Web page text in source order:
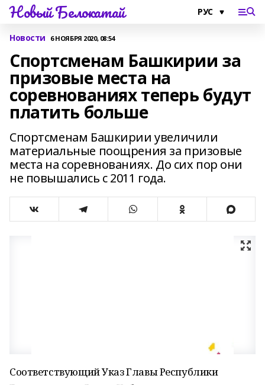
Новый Белокатай
Новости 6 НОЯБРЯ 2020, 08:54
Спортсменам Башкирии за
призовые места на
соревнованиях теперь будут
платить больше
Спортсменам Башкирии увеличили
материальные поощрения за призовые
места на соревнованиях. До сих пор они
не повышались с 2011 года.
Соответствующий Указ Главы Республики